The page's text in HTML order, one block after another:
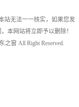
站无法一一核实，如果您发
本网站将立即予以删除！
之窗 All Right Reserved.